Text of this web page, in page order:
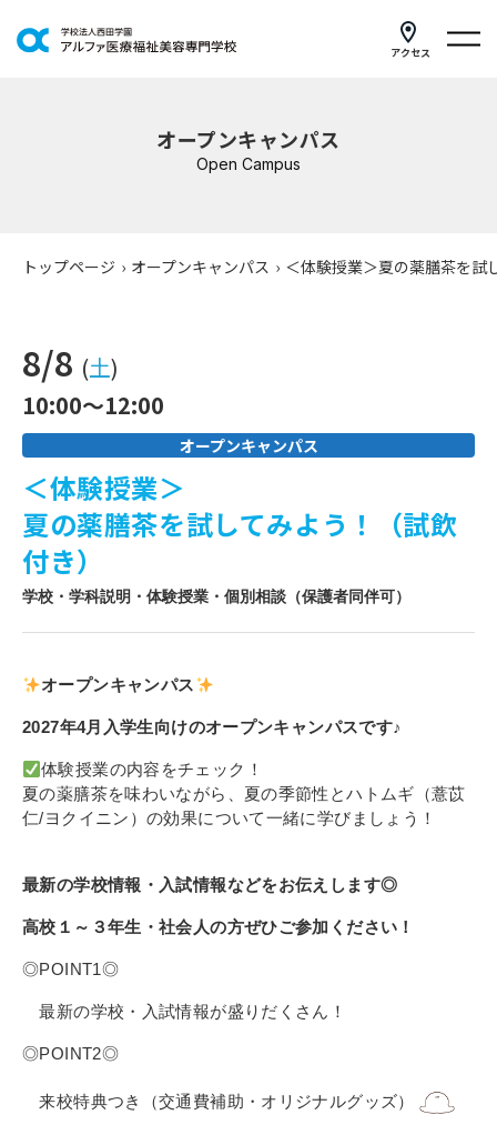
アクセス
イベントスケジュール
就職支援
研修・講座
寄付金のご案内
よくあるご質問
卒業生の皆さまへ
新着情報
ブログ
コラム
資料請求
インターネット出願
教職員採用情報
その他
オープンキャンパス
Open Campus
トップページ › オープンキャンパス › ＜体験授業＞夏の薬膳茶を試
8/8 (土)
10:00～12:00
オープンキャンパス
＜体験授業＞
夏の薬膳茶を試してみよう！（試飲
付き）
学校・学科説明・体験授業・個別相談（保護者同伴可）
オープンキャンパス
2027年4月入学生向けのオープンキャンパスです♪
体験授業の内容をチェック！
夏の薬膳茶を味わいながら、夏の季節性とハトムギ（薏苡
仁/ヨクイニン）の効果について一緒に学びましょう！
最新の学校情報・入試情報などをお伝えします◎
高校１～３年生・社会人の方ぜひご参加ください！
◎POINT1◎
最新の学校・入試情報が盛りだくさん！
◎POINT2◎
来校特典つき（交通費補助・オリジナルグッズ）